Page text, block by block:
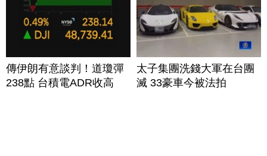
傳伊朗有意談判！道瓊彈
238點 台積電ADR收高
太子集團洗錢大軍在台團
滅 33豪車今被法拍